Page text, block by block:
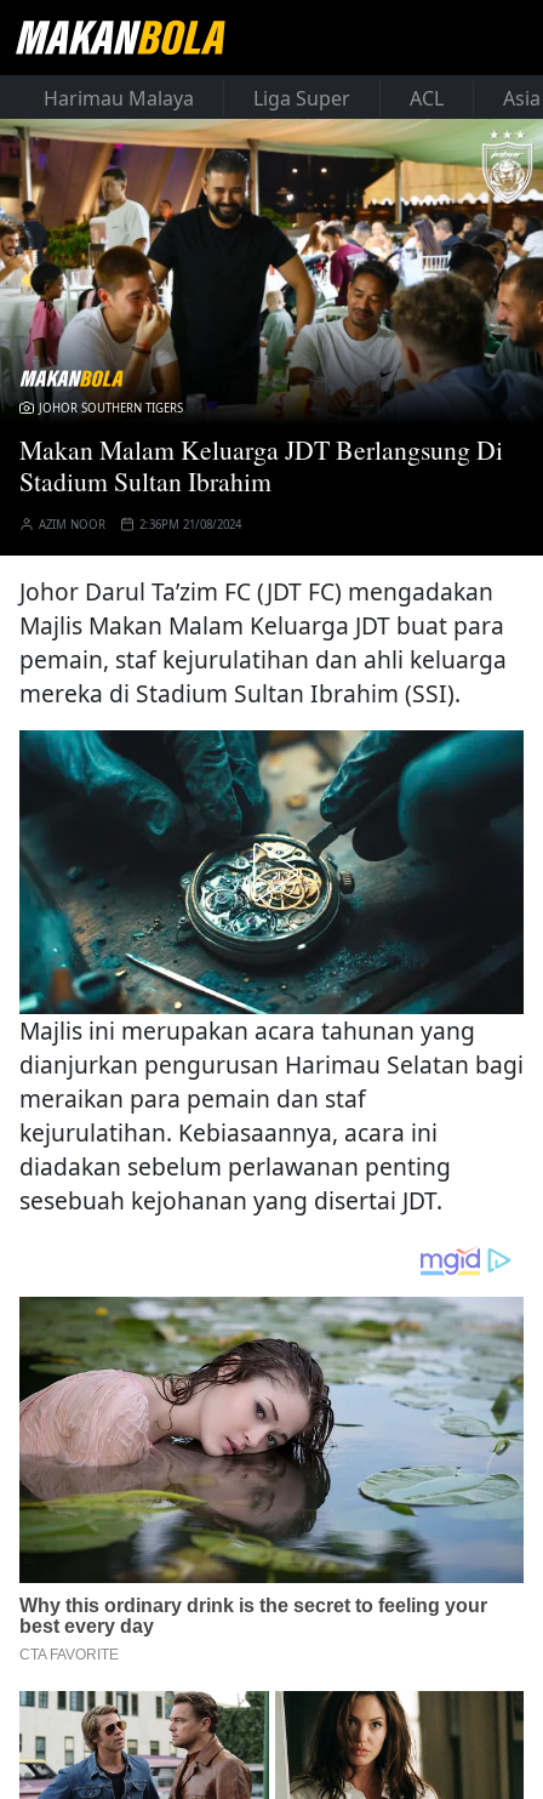
Harimau Malaya Liga Super ACL
JOHOR SOUTHERN TIGERS
Makan Malam Keluarga JDT Berlangsung Di
Stadium Sultan Ibrahim
AZIM NOOR 2:36PM 21/08/2024
Johor Darul Ta’zim FC (JDT FC) mengadakan
Majlis Makan Malam Keluarga JDT buat para
pemain, staf kejurulatihan dan ahli keluarga
mereka di Stadium Sultan Ibrahim (SSI).
Majlis ini merupakan acara tahunan yang
dianjurkan pengurusan Harimau Selatan bagi
meraikan para pemain dan staf
kejurulatihan. Kebiasaannya, acara ini
diadakan sebelum perlawanan penting
sesebuah kejohanan yang disertai JDT.